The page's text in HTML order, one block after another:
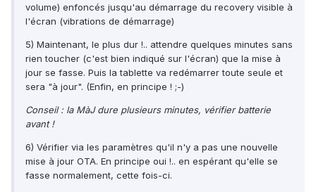
volume) enfoncés jusqu'au démarrage du recovery visible à
l'écran (vibrations de démarrage)
5) Maintenant, le plus dur !.. attendre quelques minutes sans
rien toucher (c'est bien indiqué sur l'écran) que la mise à
jour se fasse. Puis la tablette va redémarrer toute seule et
sera "à jour". (Enfin, en principe ! ;-)
Conseil : la MàJ dure plusieurs minutes, vérifier batterie
avant !
6) Vérifier via les paramètres qu'il n'y a pas une nouvelle
mise à jour OTA. En principe oui !.. en espérant qu'elle se
fasse normalement, cette fois-ci.